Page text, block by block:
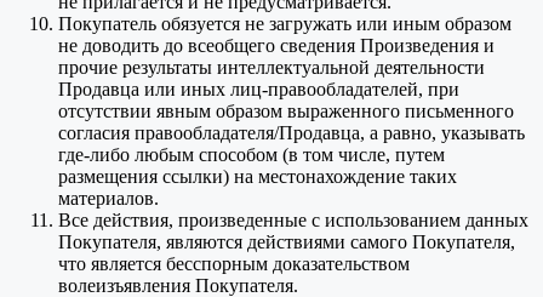
Покупатель обязуется не загружать или иным образом
не доводить до всеобщего сведения Произведения и
прочие результаты интеллектуальной деятельности
Продавца или иных лиц-правообладателей, при
отсутствии явным образом выраженного письменного
согласия правообладателя/Продавца, а равно, указывать
где-либо любым способом (в том числе, путем
размещения ссылки) на местонахождение таких
материалов.
Все действия, произведенные с использованием данных
Покупателя, являются действиями самого Покупателя,
что является бесспорным доказательством
волеизъявления Покупателя.